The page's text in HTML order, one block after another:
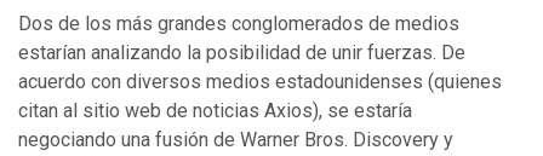
Dos de los más grandes conglomerados de medios
estarían analizando la posibilidad de unir fuerzas. De
acuerdo con diversos medios estadounidenses (quienes
citan al sitio web de noticias Axios), se estaría
negociando una fusión de Warner Bros. Discovery y